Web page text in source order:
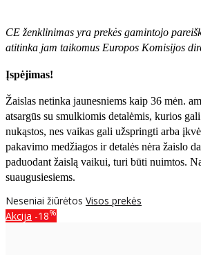
CE ženklinimas yra prekės gamintojo
atitinka jam taikomus Europos Komisijos
Įspėjimas!
Žaislas netinka jaunesniems kaip 36 mėn.
atsargūs su smulkiomis detalėmis, kurios
nukąstos, nes vaikas gali užspringti arba
pakavimo medžiagos ir detalės nėra žaislo
paduodant žaislą vaikui, turi būti nuimtos.
suaugusiesiems.
Neseniai žiūrėtos Visos prekės
Akcija -18%